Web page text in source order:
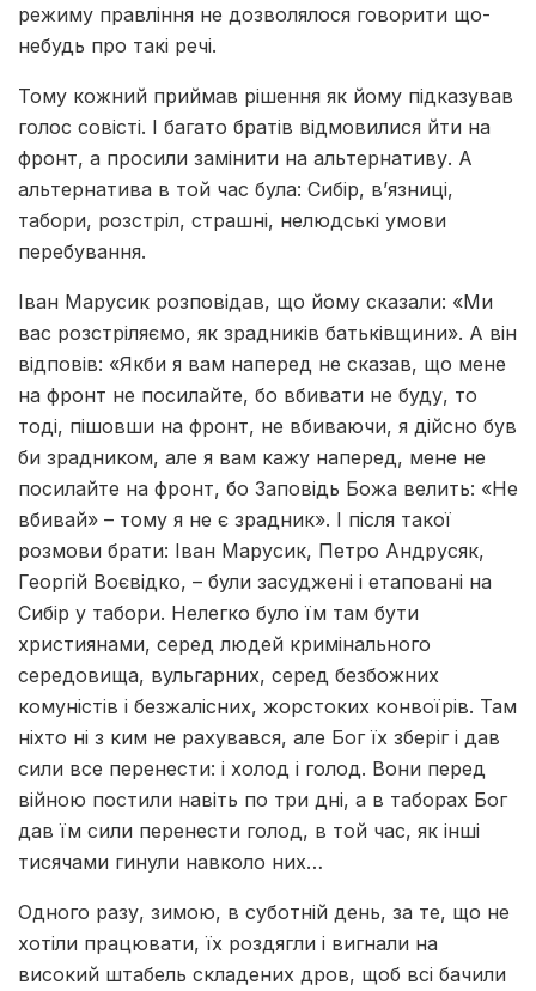
режиму правління не дозволялося говорити що-
небудь про такі речі.
Тому кожний приймав рішення як йому підказував
голос совісті. І багато братів відмовилися йти на
фронт, а просили замінити на альтернативу. А
альтернатива в той час була: Сибір, в’язниці,
табори, розстріл, страшні, нелюдські умови
перебування.
Іван Марусик розповідав, що йому сказали: «Ми
вас розстріляємо, як зрадників батьківщини». А він
відповів: «Якби я вам наперед не сказав, що мене
на фронт не посилайте, бо вбивати не буду, то
тоді, пішовши на фронт, не вбиваючи, я дійсно був
би зрадником, але я вам кажу наперед, мене не
посилайте на фронт, бо Заповідь Божа велить: «Не
вбивай» – тому я не є зрадник». І після такої
розмови брати: Іван Марусик, Петро Андрусяк,
Георгій Воєвідко, – були засуджені і етаповані на
Сибір у табори. Нелегко було їм там бути
християнами, серед людей кримінального
середовища, вульгарних, серед безбожних
комуністів і безжалісних, жорстоких конвоїрів. Там
ніхто ні з ким не рахувався, але Бог їх зберіг і дав
сили все перенести: і холод і голод. Вони перед
війною постили навіть по три дні, а в таборах Бог
дав їм сили перенести голод, в той час, як інші
тисячами гинули навколо них…
Одного разу, зимою, в суботній день, за те, що не
хотіли працювати, їх роздягли і вигнали на
високий штабель складених дров, щоб всі бачили